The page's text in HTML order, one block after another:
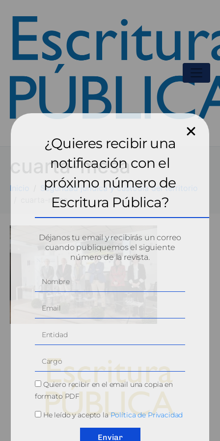
cuarta-mesa
Inicio
Seguridad jurídica y custodia del territorio
cuarta-mesa
© 2010, Consejo General del Notariado
¿Quieres recibir una
notificación con el
próximo número de
Escritura Pública?
Déjanos tu email y recibirás un correo
cuando publiquemos el siguiente
número de la revista.
Quiero recibir en el email una copia en
formato PDF
He leído y acepto laPolítica de Privacidad
Enviar